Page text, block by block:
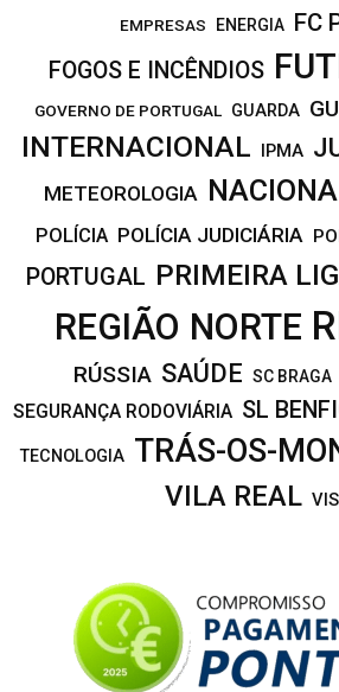
EMPRESAS ENERGIA FC
FOGOS E INCÊNDIOS
GOVERNO DE PORTUGAL GUARDA
INTERNACIONAL IPMA
METEOROLOGIA
POLÍCIA POLÍCIA JUDICIÁRIA
PORTUGAL PRIMEIRA
REGIÃO NORTE
RÚSSIA SAÚDE SC BRAGA
SEGURANÇA RODOVIÁRIA SL
TECNOLOGIA TRÁS-OS-
VILA REAL